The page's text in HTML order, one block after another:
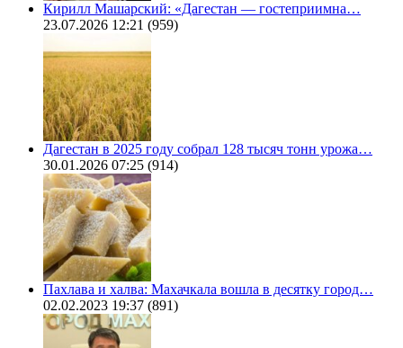
Кирилл Машарский: «Дагестан — гостеприимна…
23.07.2026 12:21 (959)
Дагестан в 2025 году собрал 128 тысяч тонн урожа…
30.01.2026 07:25 (914)
Пахлава и халва: Махачкала вошла в десятку город…
02.02.2023 19:37 (891)